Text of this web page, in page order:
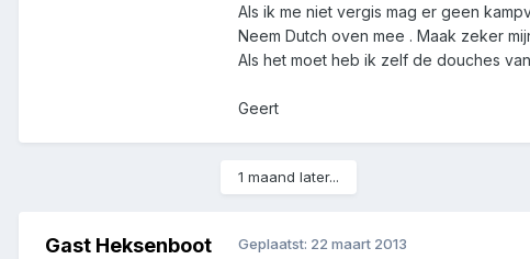
Als ik me niet vergis mag er geen
Neem Dutch oven mee . Maak zeker
Als het moet heb ik zelf de douches
Geert
1 maand later...
Gast Heksenboot Geplaatst: 22 maart 2013